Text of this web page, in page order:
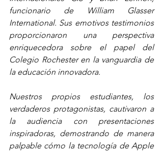
funcionario de William Glasser
International. Sus emotivos testimonios
proporcionaron una perspectiva
enriquecedora sobre el papel del
Colegio Rochester en la vanguardia de
la educación innovadora.
Nuestros propios estudiantes, los
verdaderos protagonistas, cautivaron a
la audiencia con presentaciones
inspiradoras, demostrando de manera
palpable cómo la tecnología de Apple